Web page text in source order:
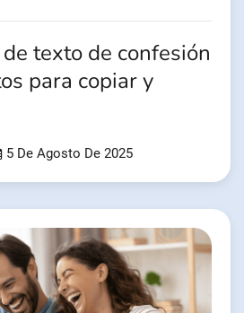
texto de confesión
para copiar y
5 De Agosto De 2025